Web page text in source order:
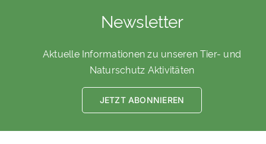
Newsletter
Aktuelle Informationen zu unseren Tier- und
Naturschutz Aktivitäten
JETZT ABONNIEREN